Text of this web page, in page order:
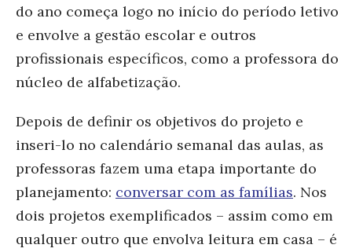
do ano começa logo no início do período letivo
e envolve a gestão escolar e outros
profissionais específicos, como a professora do
núcleo de alfabetização.
Depois de definir os objetivos do projeto e
inseri-lo no calendário semanal das aulas, as
professoras fazem uma etapa importante do
planejamento: conversar com as famílias. Nos
dois projetos exemplificados – assim como em
qualquer outro que envolva leitura em casa – é